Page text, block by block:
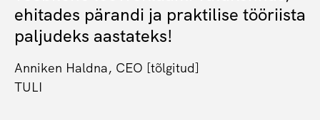
ehitades pärandi ja praktilise tööriista
paljudeks aastateks!
Anniken Haldna, CEO [tõlgitud]
TULI